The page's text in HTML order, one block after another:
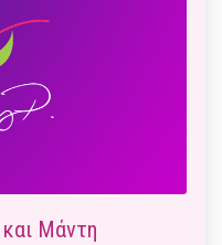
Μάντη